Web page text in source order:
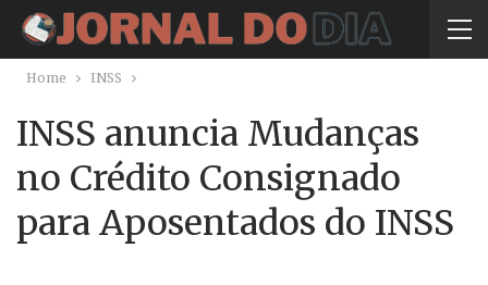
Home INSS
INSS anuncia Mudanças
no Crédito Consignado
para Aposentados do INSS